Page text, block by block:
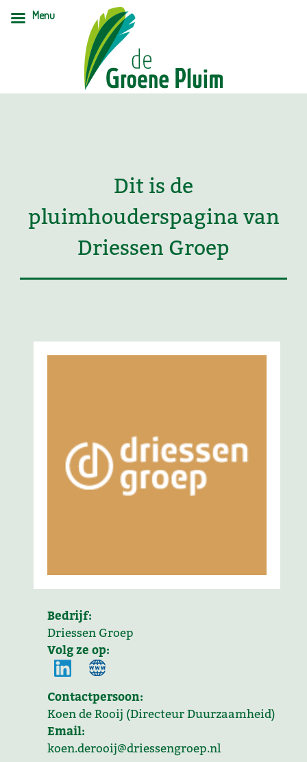
Dit is de
pluimhouderspagina van
Driessen Groep
Bedrijf:
Driessen Groep
Volg ze op:
Contactpersoon:
Koen de Rooij (Directeur Duurzaamheid)
Email:
koen.derooij@driessengroep.nl
Menu